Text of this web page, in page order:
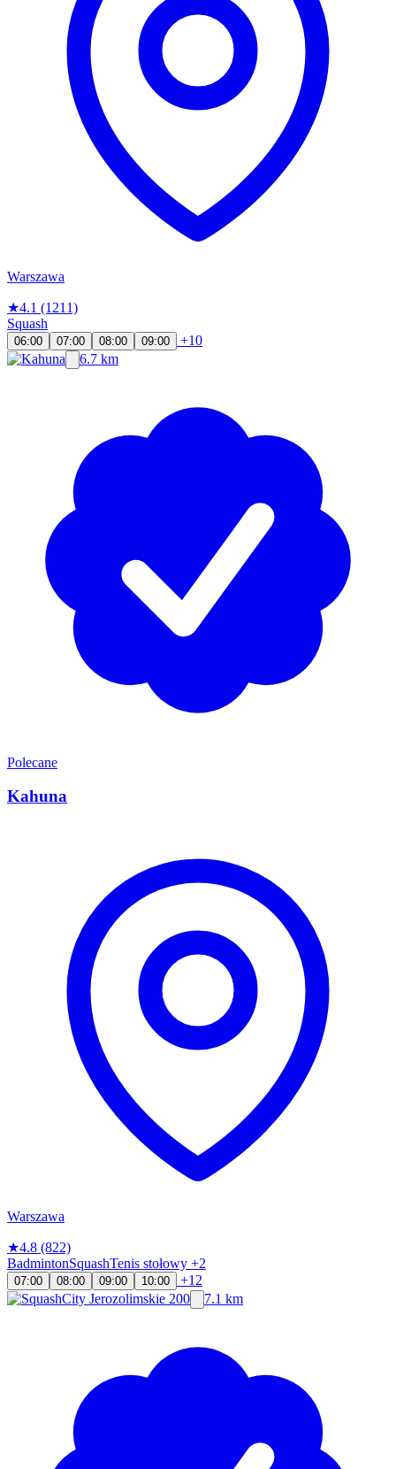
Warszawa
★4.1 (1211)
Squash
06:00 07:00 08:00 09:00
+10
6.7 km
Polecane
Kahuna
Warszawa
★4.8 (822)
BadmintonSquashTenis stołowy +2
07:00 08:00 09:00 10:00
+12
7.1 km